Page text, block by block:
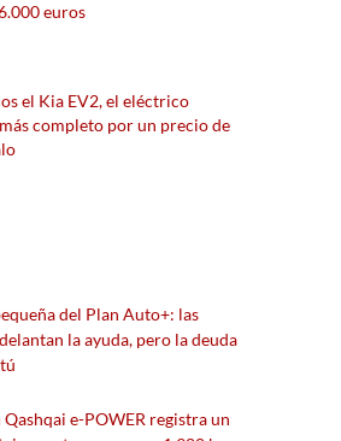
euros
el Kia EV2, el eléctrico
completo por un precio de
del Plan Auto+: las
la ayuda, pero la deuda
Qashqai e-POWER registra un